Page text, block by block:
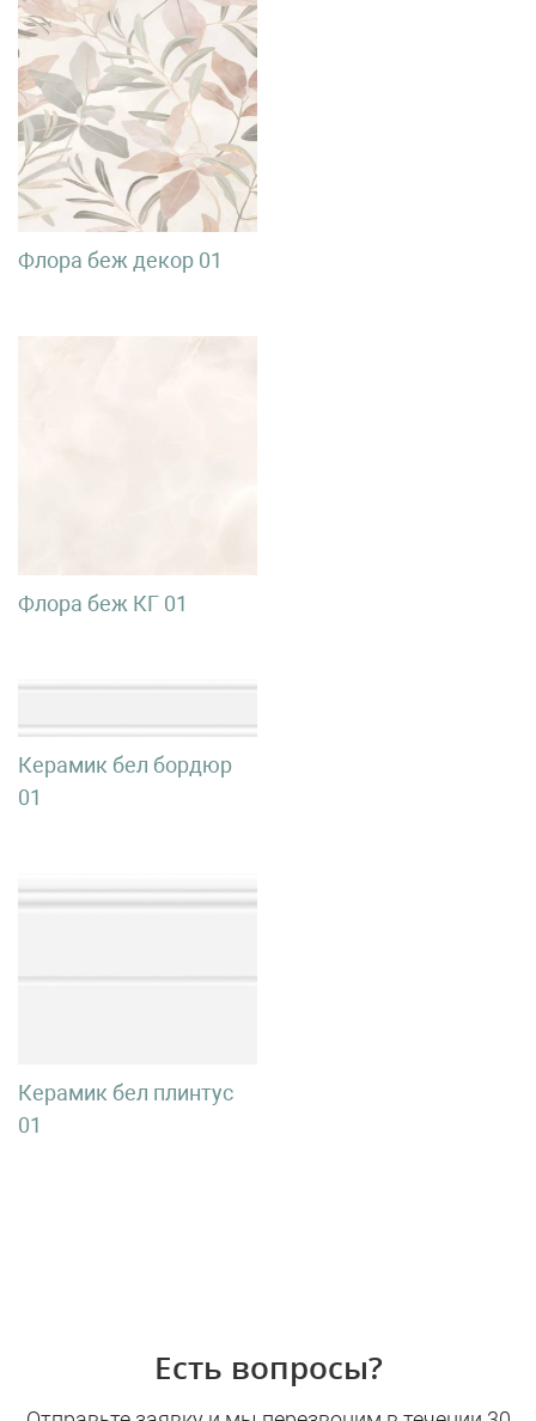
Флора беж декор 01
Флора беж КГ 01
Керамик бел бордюр
01
Керамик бел плинтус
01
Есть вопросы?